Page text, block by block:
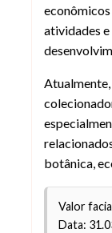
atividades
botânica,
Valor
Data: